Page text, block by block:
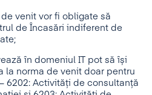
venit vor fi obligate să
de Încasări indiferent de
în domeniul IT pot să își
la norma de venit doar pentru
6202: Activităţi de consultanţă